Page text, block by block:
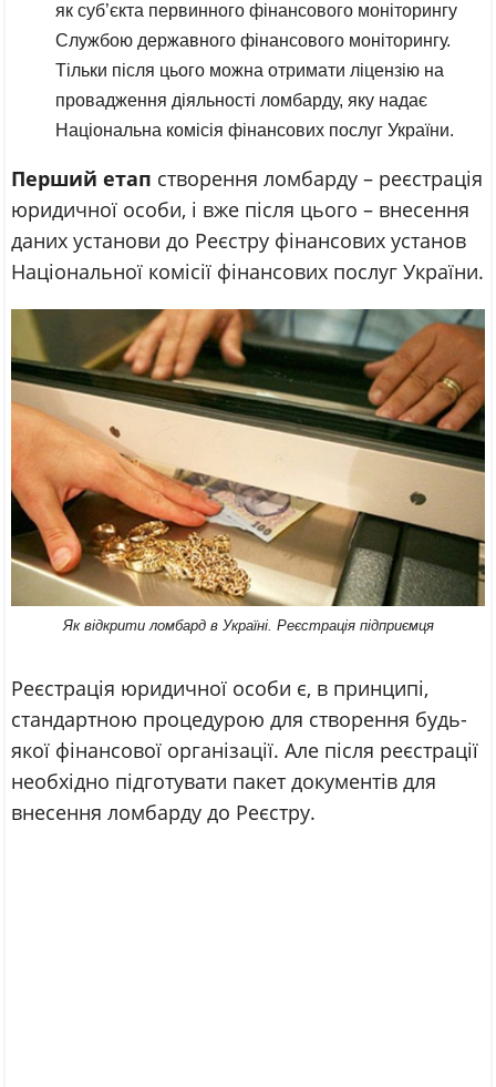
як суб’єкта первинного фінансового моніторингу
Службою державного фінансового моніторингу.
Тільки після цього можна отримати ліцензію на
провадження діяльності ломбарду, яку надає
Національна комісія фінансових послуг України.
Перший етап створення ломбарду – реєстрація
юридичної особи, і вже після цього – внесення
даних установи до Реєстру фінансових установ
Національної комісії фінансових послуг України.
Як відкрити ломбард в Україні. Реєстрація підприємця
Реєстрація юридичної особи є, в принципі,
стандартною процедурою для створення будь-
якої фінансової організації. Але після реєстрації
необхідно підготувати пакет документів для
внесення ломбарду до Реєстру.